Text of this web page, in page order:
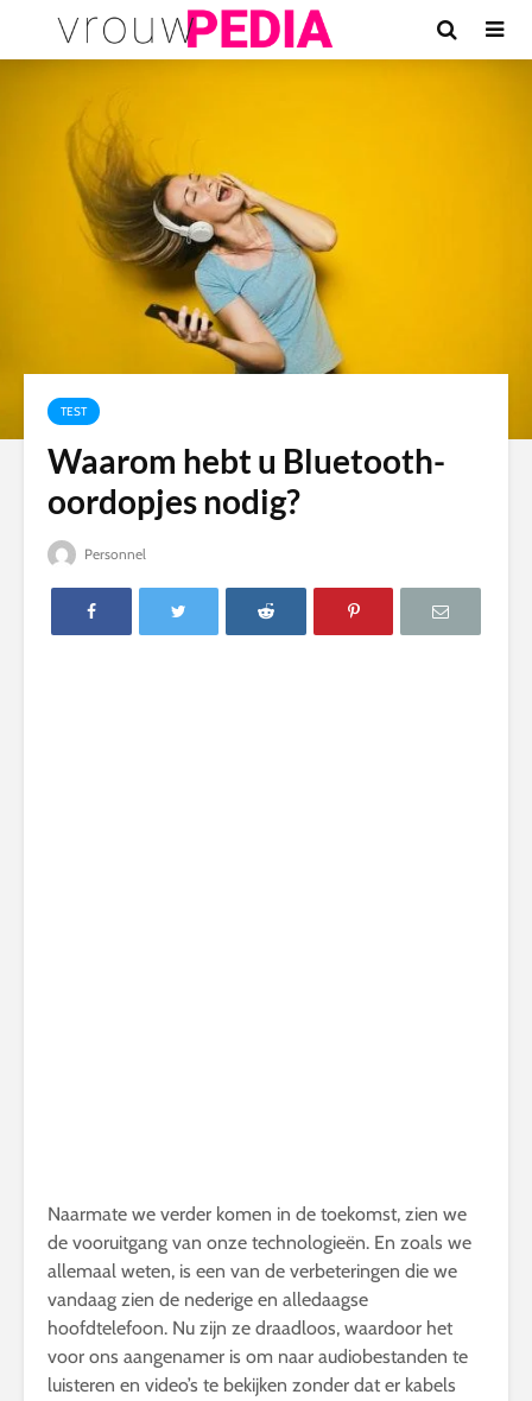
TEST
Waarom hebt u Bluetooth-
oordopjes nodig?
Personnel
Naarmate we verder komen in de toekomst, zien we
de vooruitgang van onze technologieën. En zoals we
allemaal weten, is een van de verbeteringen die we
vandaag zien de nederige en alledaagse
hoofdtelefoon. Nu zijn ze draadloos, waardoor het
voor ons aangenamer is om naar audiobestanden te
luisteren en video’s te bekijken zonder dat er kabels